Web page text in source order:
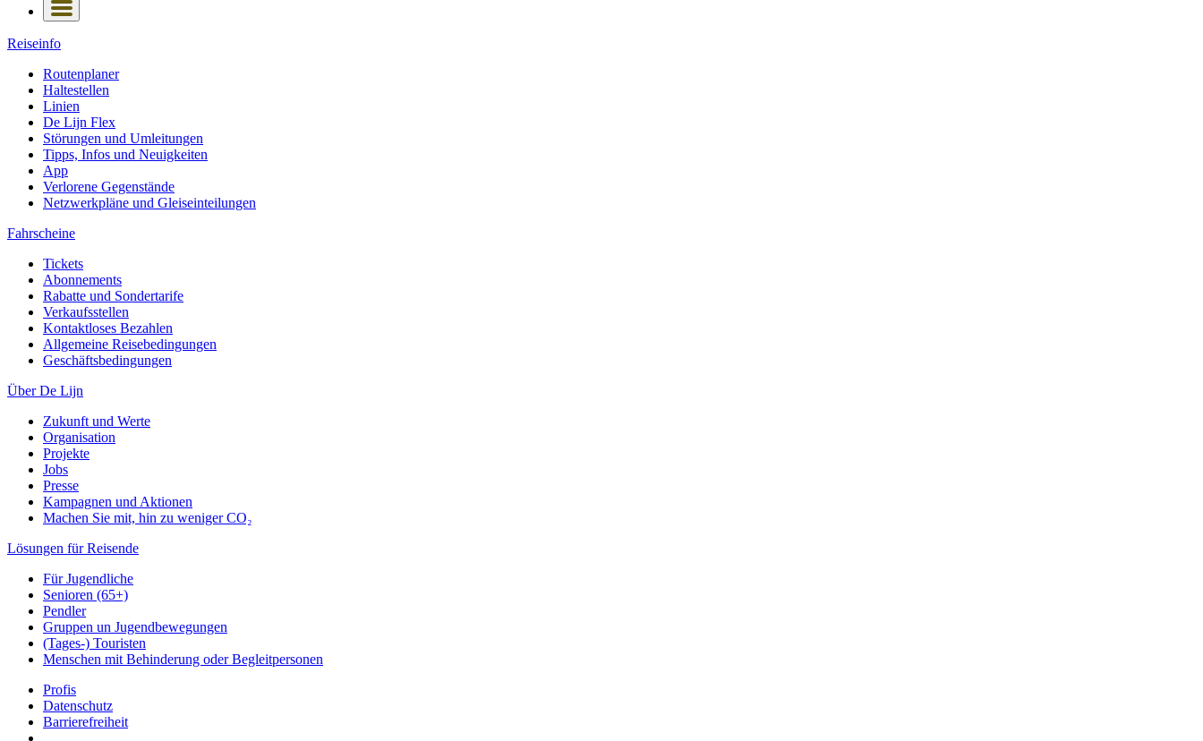
Reiseinfo
Routenplaner
Haltestellen
Linien
De Lijn Flex
Störungen und Umleitungen
Tipps, Infos und Neuigkeiten
App
Verlorene Gegenstände
Netzwerkpläne und Gleiseinteilungen
Fahrscheine
Tickets
Abonnements
Rabatte und Sondertarife
Verkaufsstellen
Kontaktloses Bezahlen
Allgemeine Reisebedingungen
Geschäftsbedingungen
Über De Lijn
Zukunft und Werte
Organisation
Projekte
Jobs
Presse
Kampagnen und Aktionen
Machen Sie mit, hin zu weniger CO₂
Lösungen für Reisende
Für Jugendliche
Senioren (65+)
Pendler
Gruppen un Jugendbewegungen
(Tages-) Touristen
Menschen mit Behinderung oder Begleitpersonen
Profis
Datenschutz
Barrierefreiheit